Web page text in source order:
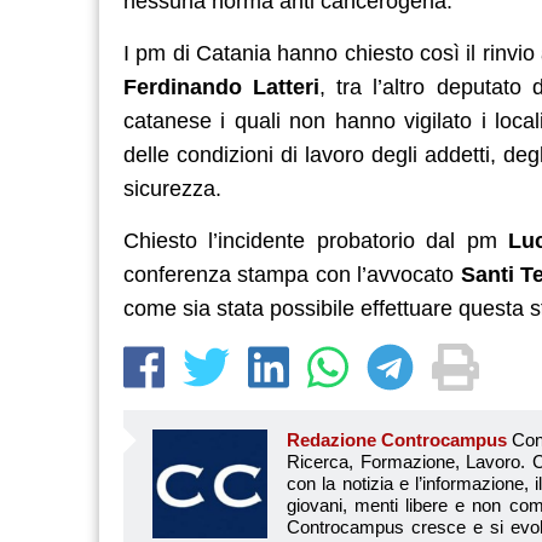
I pm di Catania hanno chiesto così il rinvio
Ferdinando Latteri, tra l’altro deputato
catanese i quali non hanno vigilato i
delle condizioni di lavoro degli addetti,
sicurezza.
Chiesto l’incidente probatorio dal pm
conferenza stampa con l’avvocato Santi
come sia stata possibile effettuare questa
Redazione Controcampus Controcampus è Il magazine più letto dai giovani su: Scuola, Università, Ricerca, Formazione, Lavoro. Controcampus nasce nell’ottobre 2001 con la missione di affiancare con la notizia e l’informazione, il mondo dell’istruzione e dell’università. Il suo cuore pulsante sono i giovani, menti libere e non compromesse da nessun interesse di parte. Il progetto è ambizioso e Controcampus cresce e si evolve arricchendo il proprio staff con nuovi giovani vogliosi di